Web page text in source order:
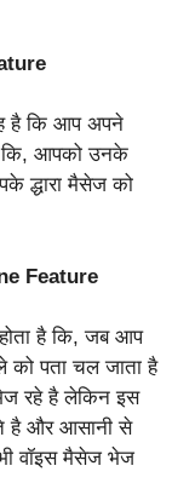
है कि आप अपने
कि, आपको उनके
द्धारा मैसेज को
Feature
है कि, जब आप
को पता चल जाता है
रहे है लेकिन इस
है और आसानी से
वॉइस मैसेज भेज